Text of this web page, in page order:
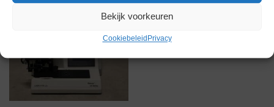
Bekijk voorkeuren
Cookiebeleid Privacy